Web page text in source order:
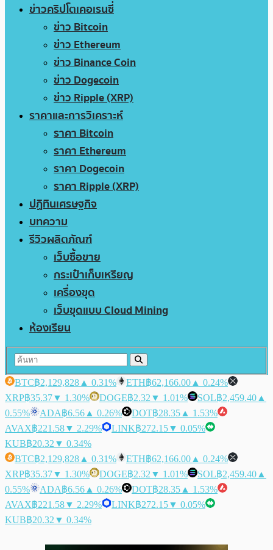
ข่าวคริปโตเคอเรนซี่
ข่าว Bitcoin
ข่าว Ethereum
ข่าว Binance Coin
ข่าว Dogecoin
ข่าว Ripple (XRP)
ราคาและการวิเคราะห์
ราคา Bitcoin
ราคา Ethereum
ราคา Dogecoin
ราคา Ripple (XRP)
ปฏิทินเศรษฐกิจ
บทความ
รีวิวผลิตภัณฑ์
เว็บซื้อขาย
กระเป๋าเก็บเหรียญ
เครื่องขุด
เว็บขุดแบบ Cloud Mining
ห้องเรียน
BTC฿2,129,828 ▲ 0.31% ETH฿62,166.00 ▲ 0.24%
XRP฿35.37▼ 1.30% DOGE฿2.32 ▼ 1.01% SOL฿2,459.40 ▲
0.55%
ADA฿6.56 ▲ 0.26% DOT฿28.35 ▲ 1.53%
AVAX฿221.58▼ 2.29% LINK฿272.15▼ 0.05%
KUB฿20.32 ▼ 0.34%
BTC฿2,129,828 ▲ 0.31% ETH฿62,166.00 ▲ 0.24%
XRP฿35.37▼ 1.30% DOGE฿2.32 ▼ 1.01% SOL฿2,459.40 ▲
0.55%
ADA฿6.56 ▲ 0.26% DOT฿28.35 ▲ 1.53%
AVAX฿221.58▼ 2.29% LINK฿272.15▼ 0.05%
KUB฿20.32 ▼ 0.34%